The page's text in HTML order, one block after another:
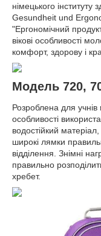
німецького
Gesundheit und
"Ергономічний
вікові особливості
комфорт, здорову і
Модель 720,
Розроблена для
особливості
водостійкий
широкі лямки
відділення. Знімні
правильно
хребет.